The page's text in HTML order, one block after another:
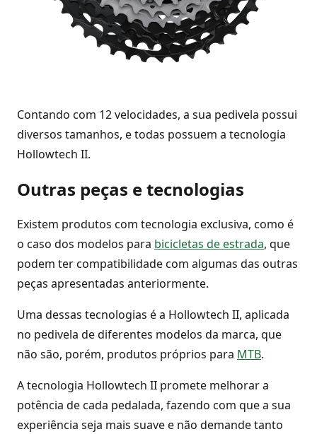
Contando com 12 velocidades, a sua pedivela possui
diversos tamanhos, e todas possuem a tecnologia
Hollowtech II.
Outras peças e tecnologias
Existem produtos com tecnologia exclusiva, como é
o caso dos modelos para bicicletas de estrada, que
podem ter compatibilidade com algumas das outras
peças apresentadas anteriormente.
Uma dessas tecnologias é a Hollowtech II, aplicada
no pedivela de diferentes modelos da marca, que
não são, porém, produtos próprios para MTB.
A tecnologia Hollowtech II promete melhorar a
potência de cada pedalada, fazendo com que a sua
experiência seja mais suave e não demande tanto